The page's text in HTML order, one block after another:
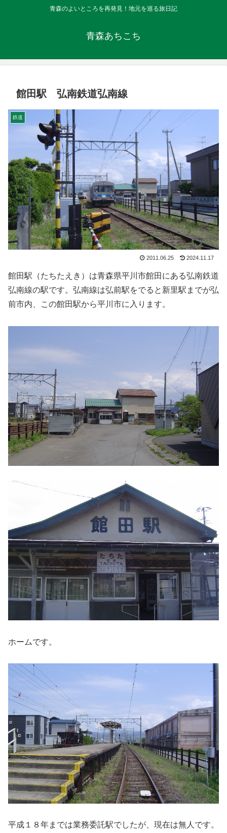
青森のよいところを再発見！地元を巡る旅日記
青森あちこち
館田駅 弘南鉄道弘南線
鉄道
2011.06.25 2024.11.17
館田駅（たちたえき）は青森県平川市館田にある弘南鉄道
弘南線の駅です。弘南線は弘前駅をでると新里駅までが弘
前市内、この館田駅から平川市に入ります。
ホームです。
平成１８年までは業務委託駅でしたが、現在は無人です。